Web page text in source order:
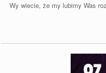
Wy wiecie, że my lubimy Was